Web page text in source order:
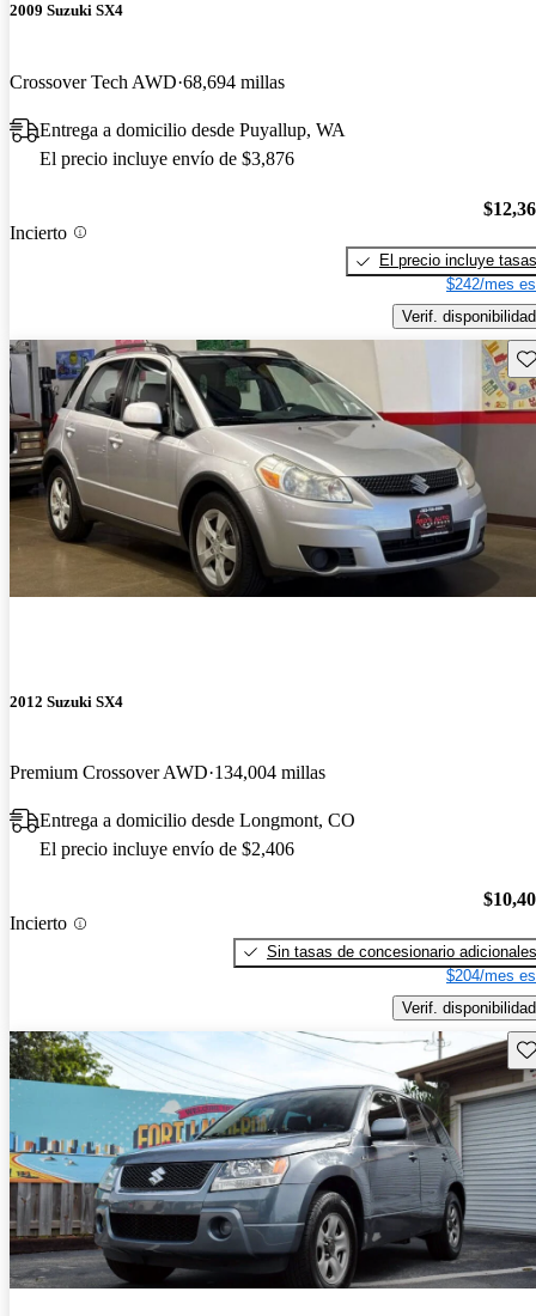
2009 Suzuki SX4
Crossover Tech AWD 68,694 millas
Entrega a domicilio desde Puyallup, WA
El precio incluye envío de $3,876
Incierto
El precio incluye tasas
$242/mes
Verif. disponibilidad
2012 Suzuki SX4
Premium Crossover AWD 134,004 millas
Entrega a domicilio desde Longmont, CO
El precio incluye envío de $2,406
Incierto
Sin tasas de concesionario adicionales
$204/mes
Verif. disponibilidad